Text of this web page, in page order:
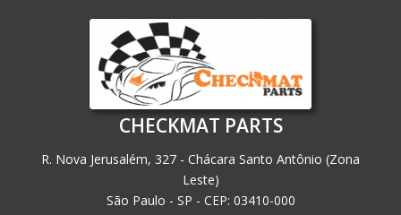
CHECKMAT PARTS
R. Nova Jerusalém, 327 - Chácara Santo Antônio (Zona
Leste)
São Paulo - SP - CEP: 03410-000